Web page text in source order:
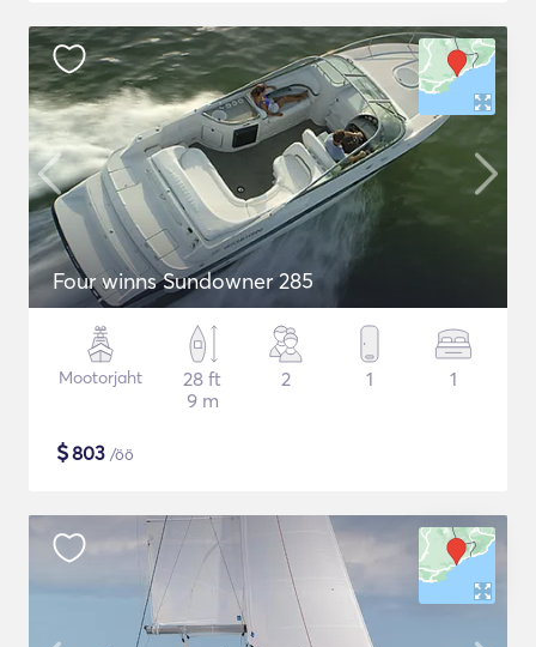
Four winns Sundowner 285
Mootorjaht
28 ft
9 m
2 1 1
$803 /öö